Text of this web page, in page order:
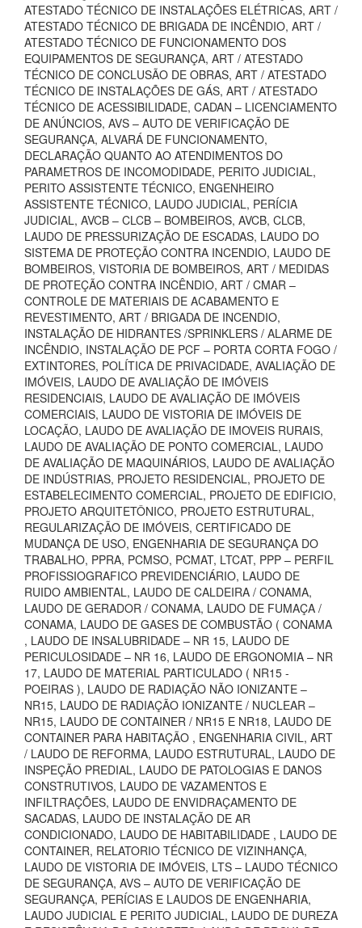
ATESTADO TÉCNICO DE INSTALAÇÕES ELÉTRICAS, ART /
ATESTADO TÉCNICO DE BRIGADA DE INCÊNDIO, ART /
ATESTADO TÉCNICO DE FUNCIONAMENTO DOS
EQUIPAMENTOS DE SEGURANÇA, ART / ATESTADO
TÉCNICO DE CONCLUSÃO DE OBRAS, ART / ATESTADO
TÉCNICO DE INSTALAÇÕES DE GÁS, ART / ATESTADO
TÉCNICO DE ACESSIBILIDADE, CADAN – LICENCIAMENTO
DE ANÚNCIOS, AVS – AUTO DE VERIFICAÇÃO DE
SEGURANÇA, ALVARÁ DE FUNCIONAMENTO,
DECLARAÇÃO QUANTO AO ATENDIMENTOS DO
PARAMETROS DE INCOMODIDADE, PERITO JUDICIAL,
PERITO ASSISTENTE TÉCNICO, ENGENHEIRO
ASSISTENTE TÉCNICO, LAUDO JUDICIAL, PERÍCIA
JUDICIAL, AVCB – CLCB – BOMBEIROS, AVCB, CLCB,
LAUDO DE PRESSURIZAÇÃO DE ESCADAS, LAUDO DO
SISTEMA DE PROTEÇÃO CONTRA INCENDIO, LAUDO DE
BOMBEIROS, VISTORIA DE BOMBEIROS, ART / MEDIDAS
DE PROTEÇÃO CONTRA INCÊNDIO, ART / CMAR –
CONTROLE DE MATERIAIS DE ACABAMENTO E
REVESTIMENTO, ART / BRIGADA DE INCENDIO,
INSTALAÇÃO DE HIDRANTES /SPRINKLERS / ALARME DE
INCÊNDIO, INSTALAÇÃO DE PCF – PORTA CORTA FOGO /
EXTINTORES, POLÍTICA DE PRIVACIDADE, AVALIAÇÃO DE
IMÓVEIS, LAUDO DE AVALIAÇÃO DE IMÓVEIS
RESIDENCIAIS, LAUDO DE AVALIAÇÃO DE IMÓVEIS
COMERCIAIS, LAUDO DE VISTORIA DE IMÓVEIS DE
LOCAÇÃO, LAUDO DE AVALIAÇÃO DE IMOVEIS RURAIS,
LAUDO DE AVALIAÇÃO DE PONTO COMERCIAL, LAUDO
DE AVALIAÇÃO DE MAQUINÁRIOS, LAUDO DE AVALIAÇÃO
DE INDÚSTRIAS, PROJETO RESIDENCIAL, PROJETO DE
ESTABELECIMENTO COMERCIAL, PROJETO DE EDIFICIO,
PROJETO ARQUITETÔNICO, PROJETO ESTRUTURAL,
REGULARIZAÇÃO DE IMÓVEIS, CERTIFICADO DE
MUDANÇA DE USO, ENGENHARIA DE SEGURANÇA DO
TRABALHO, PPRA, PCMSO, PCMAT, LTCAT, PPP – PERFIL
PROFISSIOGRAFICO PREVIDENCIÁRIO, LAUDO DE
RUIDO AMBIENTAL, LAUDO DE CALDEIRA / CONAMA,
LAUDO DE GERADOR / CONAMA, LAUDO DE FUMAÇA /
CONAMA, LAUDO DE GASES DE COMBUSTÃO ( CONAMA
, LAUDO DE INSALUBRIDADE – NR 15, LAUDO DE
PERICULOSIDADE – NR 16, LAUDO DE ERGONOMIA – NR
17, LAUDO DE MATERIAL PARTICULADO ( NR15 -
POEIRAS ), LAUDO DE RADIAÇÃO NÃO IONIZANTE –
NR15, LAUDO DE RADIAÇÃO IONIZANTE / NUCLEAR –
NR15, LAUDO DE CONTAINER / NR15 E NR18, LAUDO DE
CONTAINER PARA HABITAÇÃO , ENGENHARIA CIVIL, ART
/ LAUDO DE REFORMA, LAUDO ESTRUTURAL, LAUDO DE
INSPEÇÃO PREDIAL, LAUDO DE PATOLOGIAS E DANOS
CONSTRUTIVOS, LAUDO DE VAZAMENTOS E
INFILTRAÇÕES, LAUDO DE ENVIDRAÇAMENTO DE
SACADAS, LAUDO DE INSTALAÇÃO DE AR
CONDICIONADO, LAUDO DE HABITABILIDADE , LAUDO DE
CONTAINER, RELATORIO TÉCNICO DE VIZINHANÇA,
LAUDO DE VISTORIA DE IMÓVEIS, LTS – LAUDO TÉCNICO
DE SEGURANÇA, AVS – AUTO DE VERIFICAÇÃO DE
SEGURANÇA, PERÍCIAS E LAUDOS DE ENGENHARIA,
LAUDO JUDICIAL E PERITO JUDICIAL, LAUDO DE DUREZA